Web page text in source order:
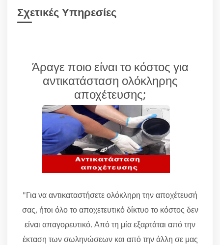
Σχετικές Υπηρεσίες
Άραγε ποιο είναι το κόστος για
αντικατάσταση ολόκληρης
αποχέτευσης;
"Για να αντικαταστήσετε ολόκληρη την αποχέτευσή
σας, ήτοι όλο το αποχετευτικό δίκτυο το κόστος δεν
είναι απαγορευτικό. Από τη μία εξαρτάται από την
έκταση των σωληνώσεων και από την άλλη σε μας